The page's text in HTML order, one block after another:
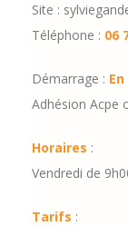
Site :
Téléphone : 06
Démarrage :
Adhésion Acpe
Horaires :
Vendredi de
Tarifs :